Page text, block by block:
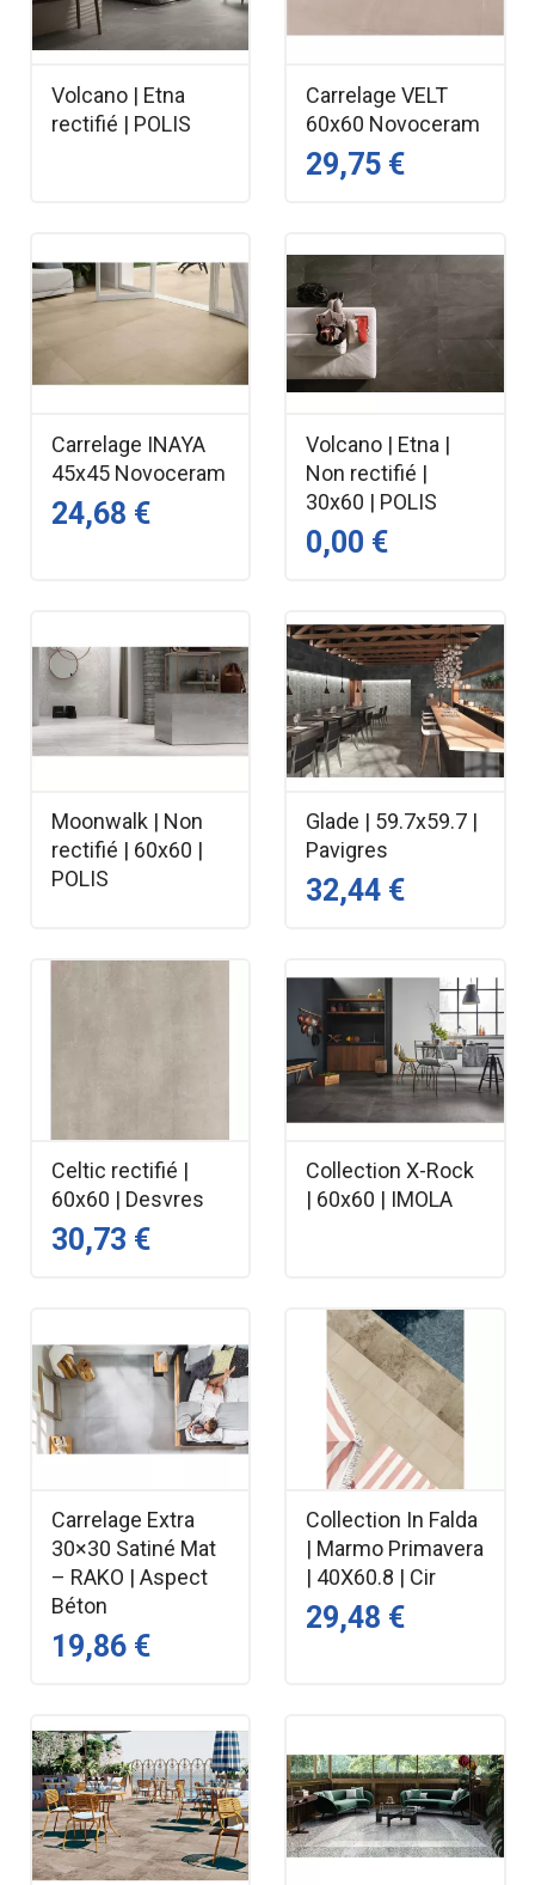
Volcano | Etna
rectifié | POLIS
Carrelage VELT
60x60 Novoceram
29,75 €
Carrelage INAYA
45x45 Novoceram
24,68 €
Volcano | Etna |
Non rectifié |
30x60 | POLIS
0,00 €
Moonwalk | Non
rectifié | 60x60 |
POLIS
Glade | 59.7x59.7 |
Pavigres
32,44 €
Celtic rectifié |
60x60 | Desvres
30,73 €
Collection X-Rock
| 60x60 | IMOLA
Carrelage Extra
30×30 Satiné Mat
– RAKO | Aspect
Béton
19,86 €
Collection In Falda
| Marmo Primavera
| 40X60.8 | Cir
29,48 €